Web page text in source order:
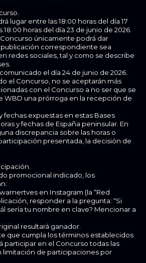
lugar entre las 18:00 horas del día 17
18:00 horas del día 23 de junio de 2026.
únicamente podrá dar
correspondiente sea
redes sociales, tal y como se describe
el día 24 de junio de 2026.
el Concurso, no se aceptarán más
con el Concurso a no ser que se
WBD una prórroga en la recepción de
fechas expuestas en estas Bases
y fechas de España peninsular. En
discrepancia sobre las horas o
presentada, la decisión de
promocional indicado, los
en Instagram (la “Red
responder a la pregunta: “Si
sería tu nombre en clave? Mencionar a
resultará ganador.
que cumpla los términos establecidos
participar en el Concurso todas las
limitación de participaciones por